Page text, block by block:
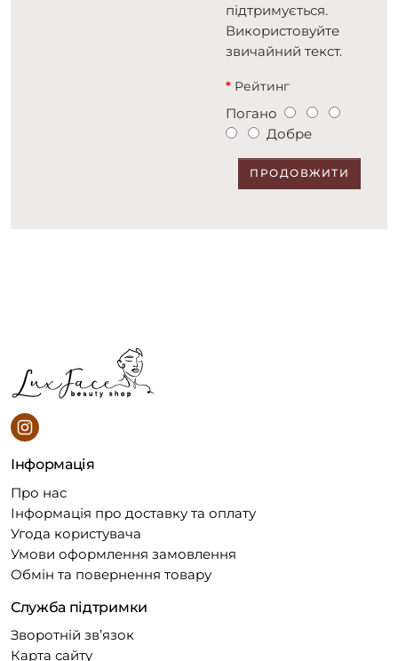
підтримується.
Використовуйте
звичайний текст.
Рейтинг
Погано
Добре
ПРОДОВЖИТИ
Інформація
Про нас
Інформація про доставку та оплату
Угода користувача
Умови оформлення замовлення
Обмін та повернення товару
Служба підтримки
Зворотній зв’язок
Карта сайту